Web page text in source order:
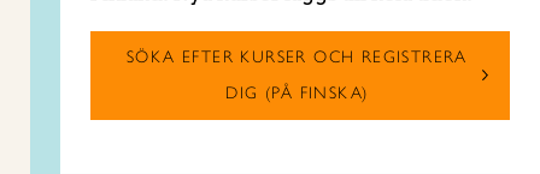
SÖKA EFTER KURSER OCH REGISTRERA
DIG (PÅ FINSKA)